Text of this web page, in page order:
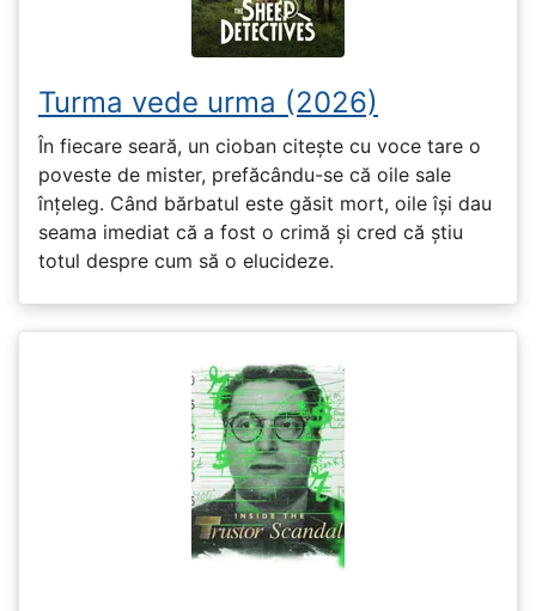
Turma vede urma (2026)
În fiecare seară, un cioban citește cu voce tare o
poveste de mister, prefăcându-se că oile sale
înțeleg. Când bărbatul este găsit mort, oile își dau
seama imediat că a fost o crimă și cred că știu
totul despre cum să o elucideze.